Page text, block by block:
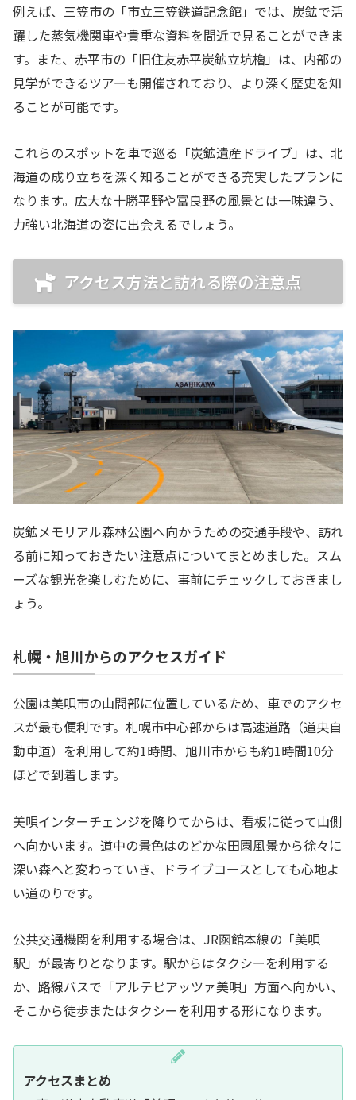
例えば、三笠市の「市立三笠鉄道記念館」では、炭鉱で活
躍した蒸気機関車や貴重な資料を間近で見ることができま
す。また、赤平市の「旧住友赤平炭鉱立坑櫓」は、内部の
見学ができるツアーも開催されており、より深く歴史を知
ることが可能です。
これらのスポットを車で巡る「炭鉱遺産ドライブ」は、北
海道の成り立ちを深く知ることができる充実したプランに
なります。広大な十勝平野や富良野の風景とは一味違う、
力強い北海道の姿に出会えるでしょう。
アクセス方法と訪れる際の注意点
炭鉱メモリアル森林公園へ向かうための交通手段や、訪れ
る前に知っておきたい注意点についてまとめました。スム
ーズな観光を楽しむために、事前にチェックしておきまし
ょう。
札幌・旭川からのアクセスガイド
公園は美唄市の山間部に位置しているため、車でのアクセ
スが最も便利です。札幌市中心部からは高速道路（道央自
動車道）を利用して約1時間、旭川市からも約1時間10分
ほどで到着します。
美唄インターチェンジを降りてからは、看板に従って山側
へ向かいます。道中の景色はのどかな田園風景から徐々に
深い森へと変わっていき、ドライブコースとしても心地よ
い道のりです。
公共交通機関を利用する場合は、JR函館本線の「美唄
駅」が最寄りとなります。駅からはタクシーを利用する
か、路線バスで「アルテピアッツァ美唄」方面へ向かい、
そこから徒歩またはタクシーを利用する形になります。
アクセスまとめ